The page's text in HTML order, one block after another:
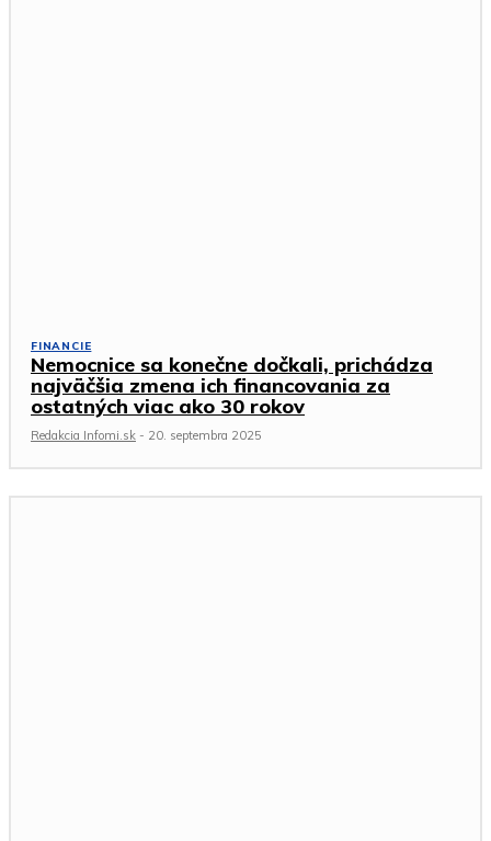
FINANCIE
Nemocnice sa konečne dočkali, prichádza
najväčšia zmena ich financovania za
ostatných viac ako 30 rokov
Redakcia Infomi.sk - 20. septembra 2025